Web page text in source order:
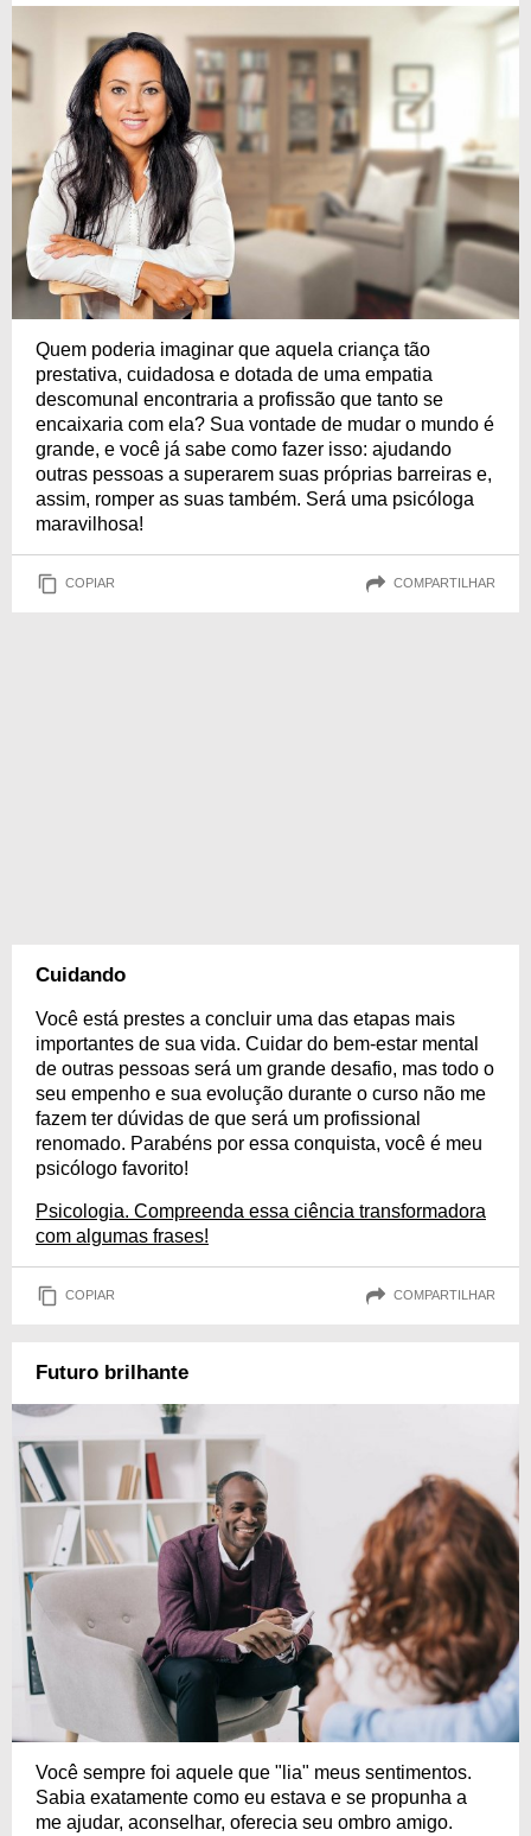
Quem poderia imaginar que aquela criança tão
prestativa, cuidadosa e dotada de uma empatia
descomunal encontraria a profissão que tanto se
encaixaria com ela? Sua vontade de mudar o mundo é
grande, e você já sabe como fazer isso: ajudando
outras pessoas a superarem suas próprias barreiras e,
assim, romper as suas também. Será uma psicóloga
maravilhosa!
COPIAR COMPARTILHAR
Cuidando
Você está prestes a concluir uma das etapas mais
importantes de sua vida. Cuidar do bem-estar mental
de outras pessoas será um grande desafio, mas todo o
seu empenho e sua evolução durante o curso não me
fazem ter dúvidas de que será um profissional
renomado. Parabéns por essa conquista, você é meu
psicólogo favorito!
Psicologia. Compreenda essa ciência transformadora
com algumas frases!
COPIAR COMPARTILHAR
Futuro brilhante
Você sempre foi aquele que "lia" meus sentimentos.
Sabia exatamente como eu estava e se propunha a
me ajudar, aconselhar, oferecia seu ombro amigo.